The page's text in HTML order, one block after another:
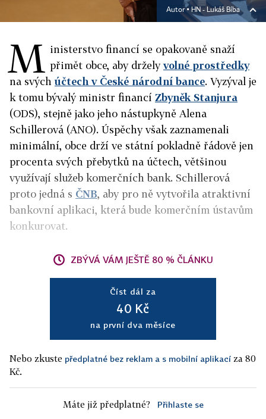
Autor ▪ HN - Lukáš Bíba
M inisterstvo financí se opakovaně snaží
přimět obce, aby drželyvolné prostředky
na svýchúčtech v České národní bance. Vyzýval je
k tomu bývalý ministr financí Zbyněk Stanjura
(ODS), stejně jako jeho nástupkyně Alena
Schillerová (ANO). Úspěchy však zaznamenali
minimální, obce drží ve státní pokladně řádově jen
procenta svých přebytků na účtech, většinou
využívají služeb komerčních bank. Schillerová
proto jedná s ČNB, aby pro ně vytvořila atraktivní
bankovní aplikaci, která bude komerčním ústavům
konkurovat.
ZBÝVÁ VÁM JEŠTĚ 80 % ČLÁNKU
Číst dál za
40 Kč
na první dva měsíce
Nebo zkuste předplatné bez reklam a s mobilní aplikací za 80
Kč.
Máte již předplatné? Přihlaste se